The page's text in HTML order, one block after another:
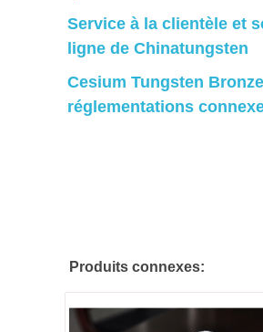
Service à la clientèle et
ligne de Chinatungsten
Cesium Tungsten
réglementations
Produits connexes: